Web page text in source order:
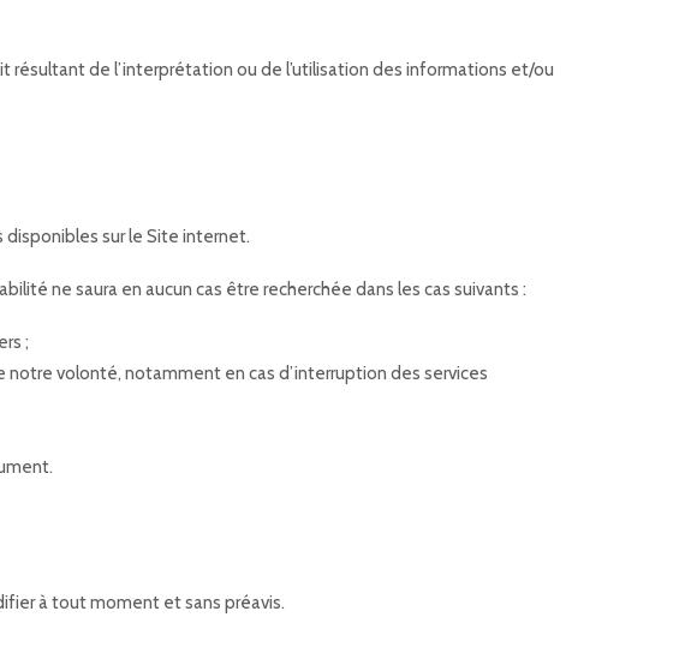
résultant de l’interprétation ou de l’utilisation des informations et/ou
disponibles sur le Site internet.
ne saura en aucun cas être recherchée dans les cas suivants :
;
volonté, notamment en cas d’interruption des services
à tout moment et sans préavis.